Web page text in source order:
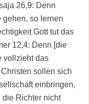
26,9: Denn
gehen, so lernen
Gott tut das
12,4: Denn [die
vollzieht das
sollen sich
einbringen,
die Richter nicht